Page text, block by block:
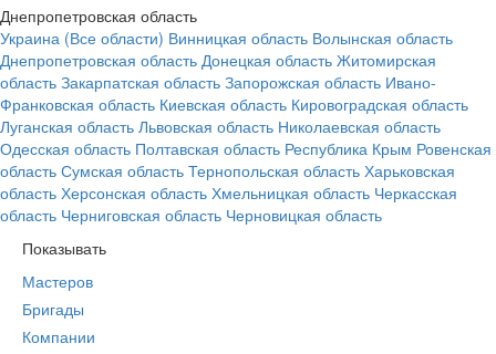
Днепропетровская область
Украина (Все области) Винницкая область Волынская область
Днепропетровская область Донецкая область Житомирская
область Закарпатская область Запорожская область Ивано-
Франковская область Киевская область Кировоградская область
Луганская область Львовская область Николаевская область
Одесская область Полтавская область Республика Крым Ровенская
область Сумская область Тернопольская область Харьковская
область Херсонская область Хмельницкая область Черкасская
область Черниговская область Черновицкая область
Показывать
Мастеров
Бригады
Компании